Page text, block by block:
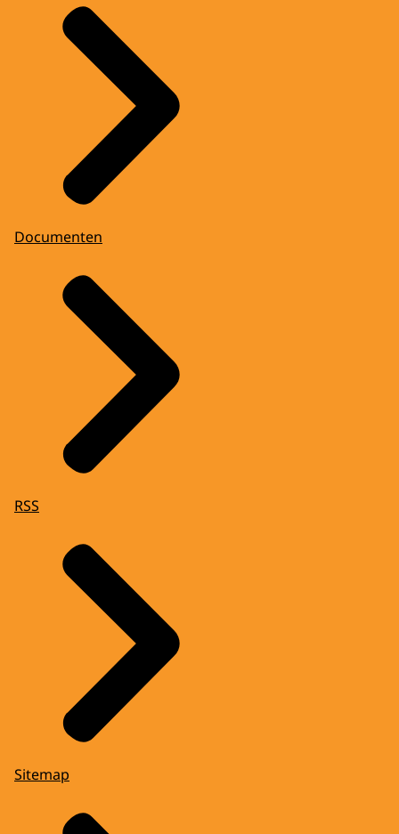
Documenten
RSS
Sitemap